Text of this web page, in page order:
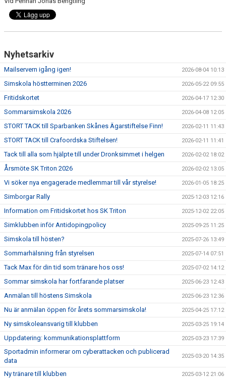
Nyhetsarkiv
Mailservern igång igen! 2026-08-04 10:13
Simskola höstterminen 2026 2026-05-22 09:55
Fritidskortet 2026-04-17 12:30
Sommarsimskola 2026 2026-04-08 12:05
STORT TACK till Sparbanken Skånes Ägarstiftelse Finn! 2026-02-11 11:43
STORT TACK till Crafoordska Stiftelsen! 2026-02-11 11:41
Tack till alla som hjälpte till under Dronksimmet i helgen 2026-02-02 18:02
Årsmöte SK Triton 2026 2026-02-02 13:05
Vi söker nya engagerade medlemmar till vår styrelse! 2026-01-05 18:25
Simborgar Rally 2025-12-03 12:16
Information om Fritidskortet hos SK Triton 2025-12-02 22:05
Simklubben inför Antidopingpolicy 2025-09-25 11:25
Simskola till hösten? 2025-07-26 13:49
Sommarhälsning från styrelsen 2025-07-14 07:51
Tack Max för din tid som tränare hos oss! 2025-07-02 14:12
Sommar simskola har fortfarande platser 2025-06-23 12:43
Anmälan till höstens Simskola 2025-06-23 12:36
Nu är anmälan öppen för årets sommarsimskola! 2025-04-25 17:12
Ny simskoleansvarig till klubben 2025-03-25 19:14
Uppdatering: kommunikationsplattform 2025-03-23 17:39
Sportadmin informerar om cyberattacken och publicerad
data
2025-03-20 14:35
Ny tränare till klubben 2025-03-12 21:06